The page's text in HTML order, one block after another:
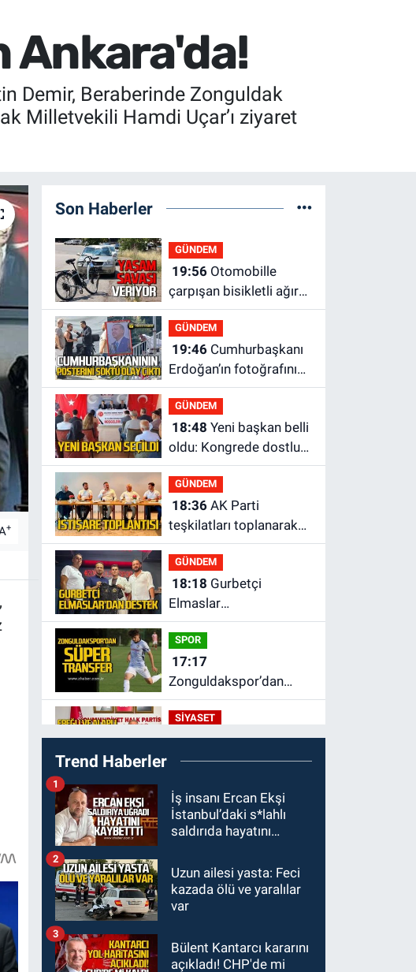
Ankara'da!
Demir, Beraberinde Zonguldak
Milletvekili Hamdi Uçar’ı ziyaret
+
Son Haberler
GÜNDEM
19:56Otomobille
çarpışan bisikletli ağır
yaralandı
GÜNDEM
19:46Cumhurbaşkanı
Erdoğan’ın fotoğrafını
söküp indirdi
GÜNDEM
18:48
oldu: Kongrede dostluk
mesajları
GÜNDEM
18:36AK Parti
teşkilatları toplanarak
istişarede bulundu
GÜNDEM
18:18
Elmaslar
Zonguldakspor’a
destek oldu
SPOR
17:17
Zonguldakspor’dan
Süper transfer.
SİYASET
16:50Ereğli ve Alaplı
teşkilat anahtarları
GÜNDEM
16:07Okul Liderliğinde
Karakter ve Donanımın
SPOR
14:34Çaycumaspor
şartları yerine getirdi.
KARABÜK
Trend Haberler
İş insanı Ercan Ekşi
İstanbul’daki s*lahlı
saldırıda hayatını
1
Uzun ailesi yasta: Feci
kazada ölü ve yaralılar
var
2
Bülent Kantarcı kararını
açıkladı! CHP'de mi
3